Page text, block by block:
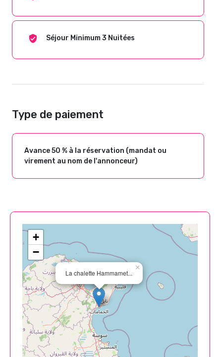
Séjour Minimum 3 Nuitées
Type de paiement
Avance 50 % à la réservation (mandat ou
virement au nom de l'annonceur)
La chalette Hammamet...
×
+
−